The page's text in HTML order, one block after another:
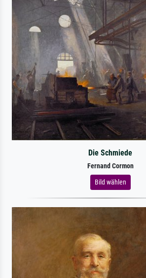
Die Schmiede
Fernand Cormon
Bild wählen